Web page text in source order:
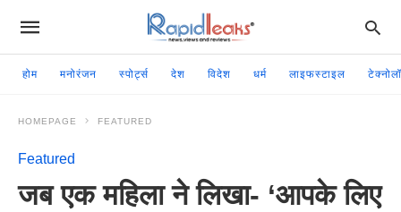
होम मनोरंजन स्पोर्ट्स देश विदेश धर्म लाइफस्टाइल
HOMEPAGE FEATURED
Featured
जब एक महिला ने लिखा- ‘आपके लिए